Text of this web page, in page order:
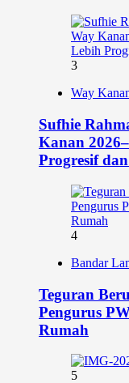
3
Way
Sufhie
Kanan
Progresif
4
Bandar
Teguran
Pengurus
Rumah
5